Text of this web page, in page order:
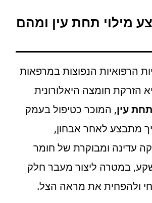
מילוי תחת עין ומהם
הרפואיות הנפוצות במרפאות
הזרקת חומצה היאלורונית
עין, המוכר כטיפול בעמק
מתבצע לאחר אבחון,
עדינה ומבוקרת של חומר
במטרה ליצור מעבר חלק
ולהפחית את מראה הצל.